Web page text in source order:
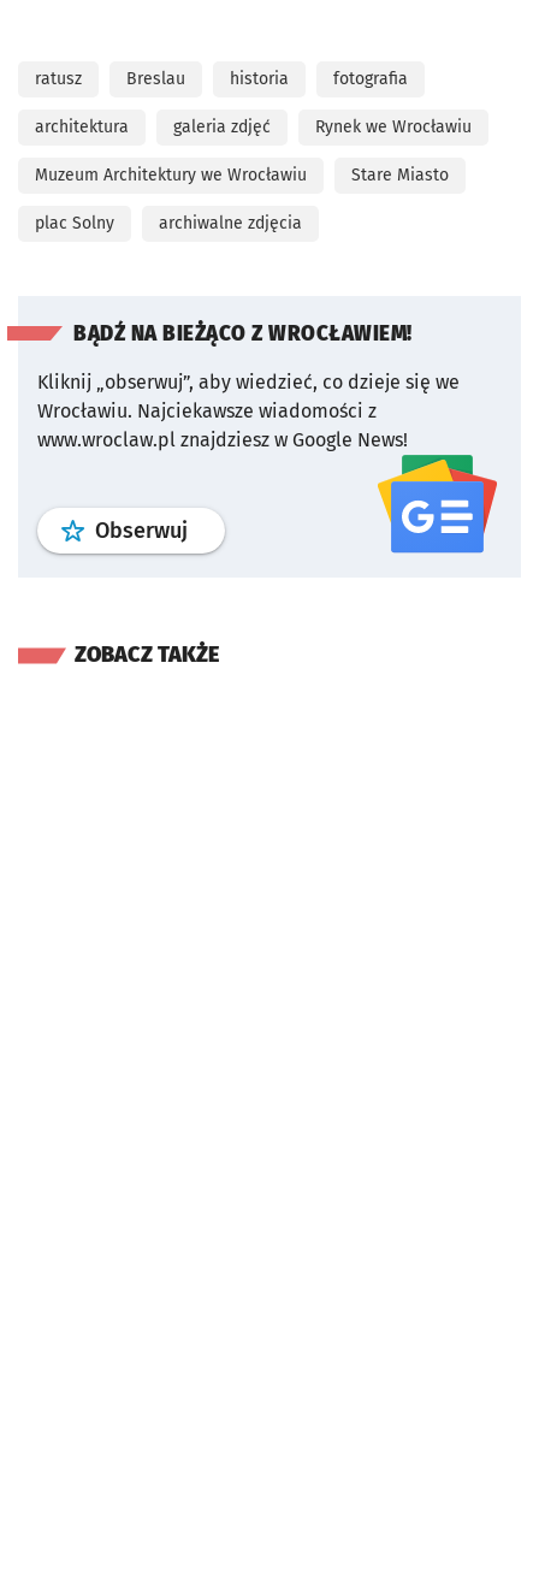
ratusz Breslau historia fotografia
architektura galeria zdjęć Rynek we Wrocławiu
Muzeum Architektury we Wrocławiu Stare Miasto
plac Solny archiwalne zdjęcia
BĄDŹ NA BIEŻĄCO Z WROCŁAWIEM!
Kliknij „obserwuj”, aby wiedzieć, co dzieje się we
Wrocławiu. Najciekawsze wiadomości z
www.wroclaw.pl znajdziesz w Google News!
Obserwuj profil serwisu
ZOBACZ TAKŻE